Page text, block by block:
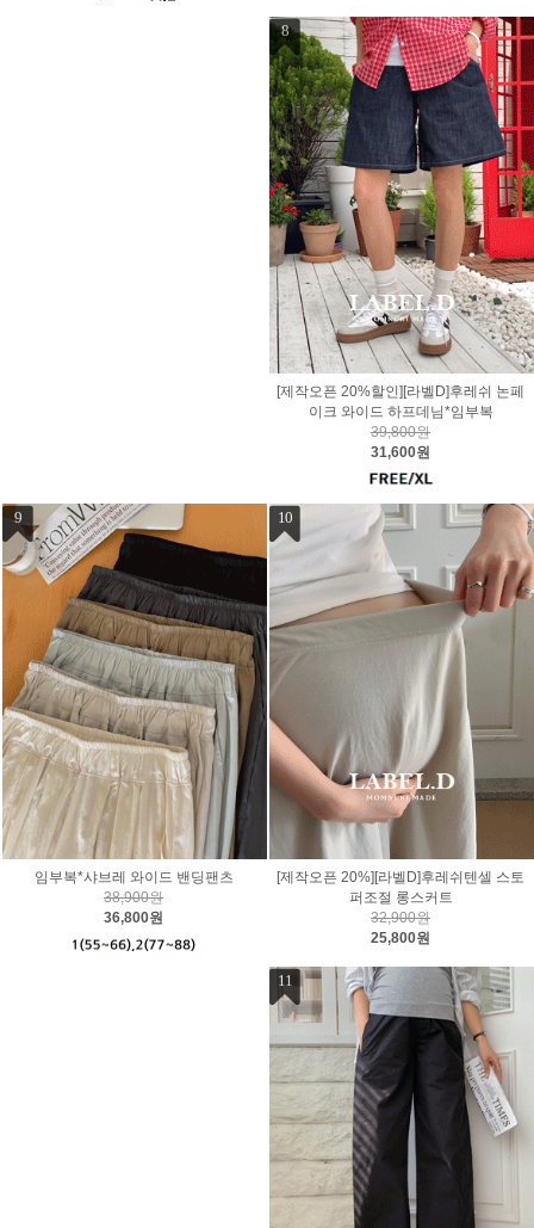
8
[제작오픈 20%할인][라벨D]후레쉬 논페
이크 와이드 하프데님*임부복
39,800원
31,600원
9
임부복*샤브레 와이드 밴딩팬츠
38,900원
36,800원
10
[제작오픈 20%][라벨D]후레쉬텐셀 스토
퍼조절 롱스커트
32,900원
25,800원
11